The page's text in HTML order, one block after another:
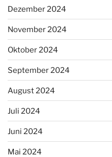
Dezember 2024
November 2024
Oktober 2024
September 2024
August 2024
Juli 2024
Juni 2024
Mai 2024